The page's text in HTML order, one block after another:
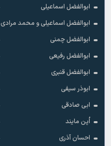
ابوالفضل اسماعیلی
ابوالفضل اسماعیلی و محمد مرادی
ابوالفضل چمنی
ابوالفضل رفیعی
ابوالفضل قنبری
ابوذر سیفی
ابی صادقی
اُپن مایند
احسان آذری